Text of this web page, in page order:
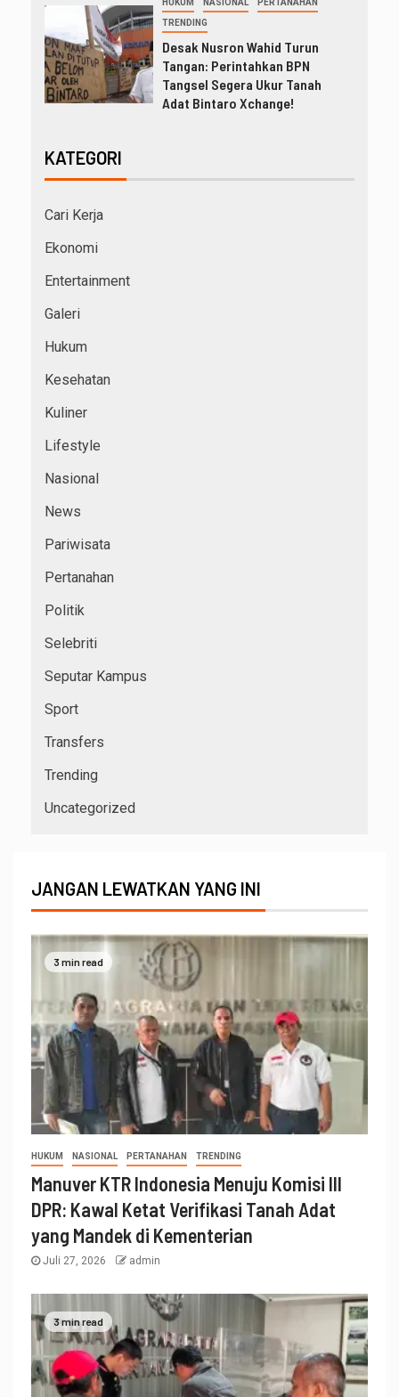
HUKUM NASIONAL PERTANAHAN
TRENDING
Desak Nusron Wahid Turun
Tangan: Perintahkan BPN
Tangsel Segera Ukur Tanah
Adat Bintaro Xchange!
KATEGORI
Cari Kerja
Ekonomi
Entertainment
Galeri
Hukum
Kesehatan
Kuliner
Lifestyle
Nasional
News
Pariwisata
Pertanahan
Politik
Selebriti
Seputar Kampus
Sport
Transfers
Trending
Uncategorized
JANGAN LEWATKAN YANG INI
3 min read
HUKUM NASIONAL PERTANAHAN TRENDING
Manuver KTR Indonesia Menuju Komisi III
DPR: Kawal Ketat Verifikasi Tanah Adat
yang Mandek di Kementerian
Juli 27, 2026 admin
3 min read